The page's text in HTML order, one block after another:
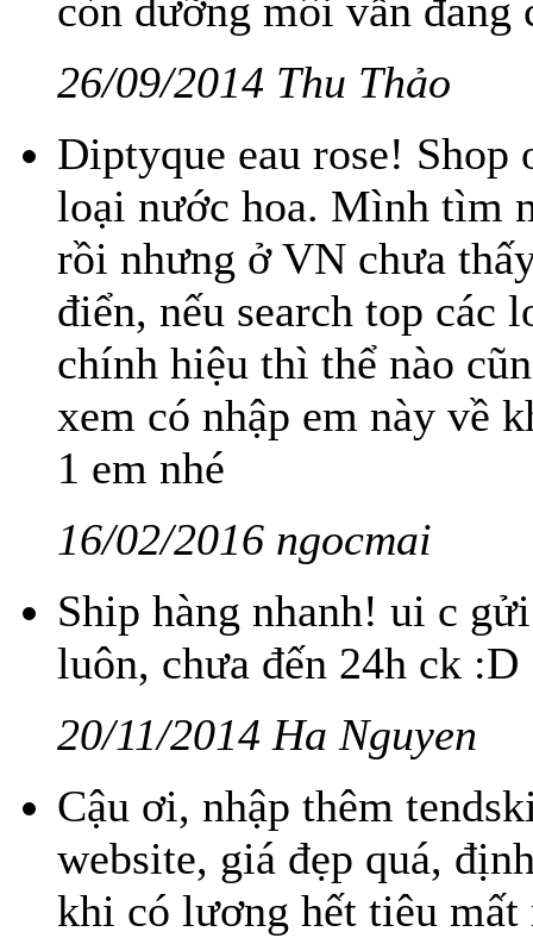
còn dưỡng môi vẫn đang
26/09/2014 Thu Thảo
Diptyque eau rose!
loại nước hoa. Mình tìm
rồi nhưng ở VN chưa
điển, nếu search top các
chính hiệu thì thể nào
xem có nhập em này về
1 em nhé
16/02/2016 ngocmai
Ship hàng nhanh! ui c
luôn, chưa đến 24h ck :D
20/11/2014 Ha Nguyen
Cậu ơi, nhập thêm
website, giá đẹp quá,
khi có lương hết tiêu